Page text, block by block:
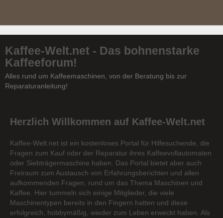
Kaffee-Welt.net - Das bohnenstarke
Kaffeeforum!
Alles rund um Kaffeemaschinen, von der Beratung bis zur
Reparaturanleitung!
Herzlich Willkommen auf Kaffee-Welt.net
Kaffee-Welt.net ist ein kostenloses Portal für Hilfesuchende, die
Fragen zum Kauf oder der Reparatur ihres Kaffeevollautomaten
oder Siebträgermaschine haben. Das Portal bietet aber auch
Freiraum zum Austausch von Erfahrungsberichten und allen
aufkommenden Fragen, rund um das Thema Maschinen und
Kaffee. Hier tummeln sich einige Mitglieder, die viele
Maschinentypen bereits in den Fingern hatten und diese
erfolgreich, hobbymäßig, wieder zum Leben erweckt haben. Als